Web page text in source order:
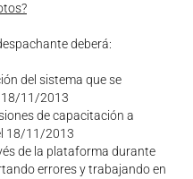
deberá:
del sistema que se
18/11/2013
de capacitación a
18/11/2013
de la plataforma durante
errores y trabajando en